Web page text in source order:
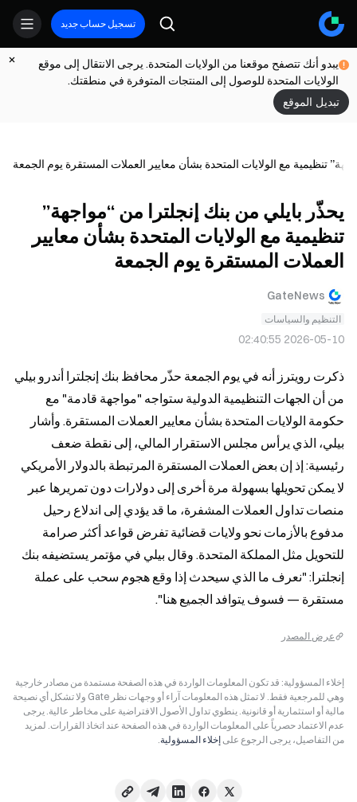
تسجيل حساب جديد
يبدو أنك تتصفح موقعنا من الولايات المتحدة. يرجى الانتقال إلى موقع
الولايات المتحدة للوصول إلى المنتجات المتوفرة في منطقتك.
تبديل الموقع
تنظيمية مع الولايات المتحدة بشأن معايير العملات المستقرة يوم الجمعة
يحذّر بايلي من بنك إنجلترا من “مواجهة”
تنظيمية مع الولايات المتحدة بشأن معايير
العملات المستقرة يوم الجمعة
GateNews
التنظيم والسياسات
2026-05-10 02:40:55
مستقرة — فسوف يتوافد الجميع هنا".
عرض المصدر
إخلاء المسؤولية: قد تكون المعلومات الواردة في هذه الصفحة مستمدة من مصادر خارجية
وهي للمرجعية فقط. لا تمثل هذه المعلومات آراء أو وجهات نظر Gate ولا تشكل أي نصيحة
مالية أو استثمارية أو قانونية. ينطوي تداول الأصول الافتراضية على مخاطر عالية. يرجى
عدم الاعتماد حصرياً على المعلومات الواردة في هذه الصفحة عند اتخاذ القرارات. لمزيد
من التفاصيل، يرجى الرجوع على إخلاء المسؤولية.